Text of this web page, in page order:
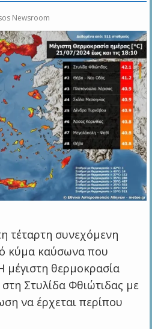
Newsroom
τέταρτη συνεχόμενη
κύμα καύσωνα που
μέγιστη θερμοκρασία
Στυλίδα Φθιώτιδας με
να έρχεται περίπου